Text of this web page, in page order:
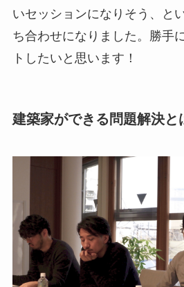
いセッションになりそう、と
ち合わせになりました。勝手
トしたいと思います！
建築家ができる問題解決と